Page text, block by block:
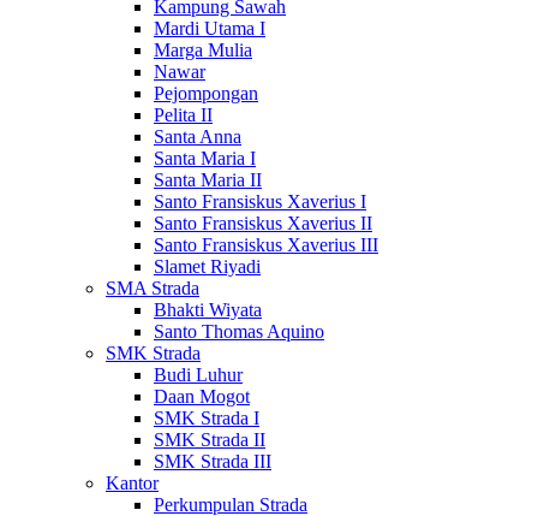
Kampung Sawah
Mardi Utama I
Marga Mulia
Nawar
Pejompongan
Pelita II
Santa Anna
Santa Maria I
Santa Maria II
Santo Fransiskus Xaverius I
Santo Fransiskus Xaverius II
Santo Fransiskus Xaverius III
Slamet Riyadi
SMA Strada
Bhakti Wiyata
Santo Thomas Aquino
SMK Strada
Budi Luhur
Daan Mogot
SMK Strada I
SMK Strada II
SMK Strada III
Kantor
Perkumpulan Strada